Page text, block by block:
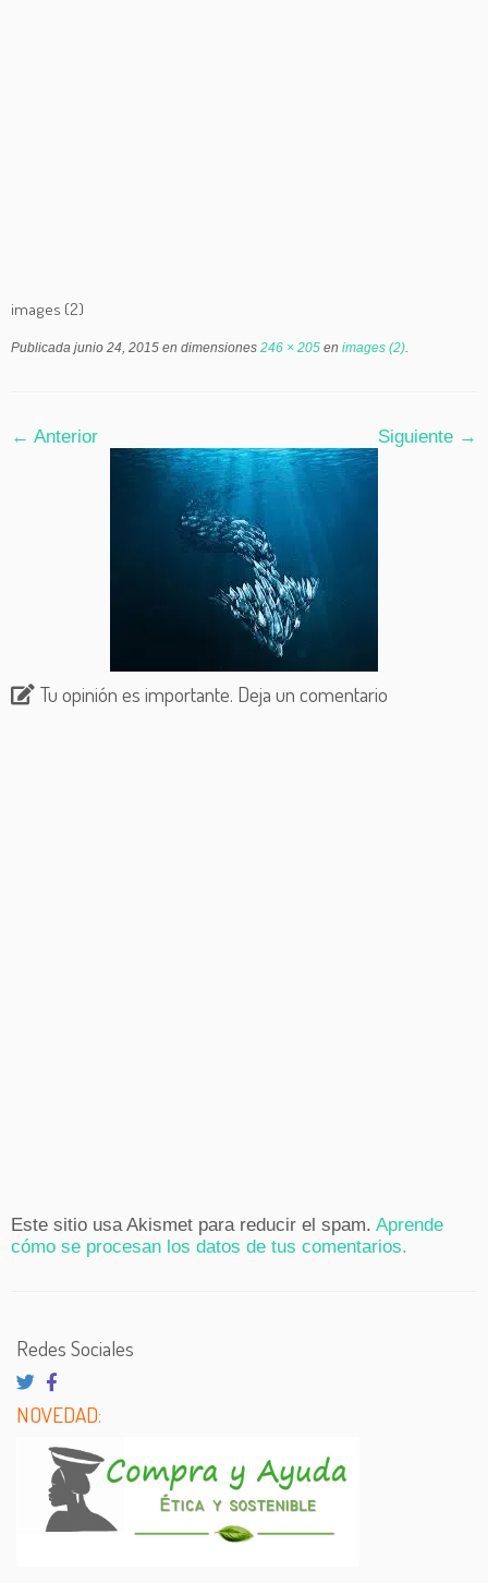
images (2)
Publicada junio 24, 2015 en dimensiones 246 × 205 en images (2).
← Anterior Siguiente →
Tu opinión es importante. Deja un comentario
Este sitio usa Akismet para reducir el spam. Aprende
cómo se procesan los datos de tus comentarios.
Redes Sociales
NOVEDAD: